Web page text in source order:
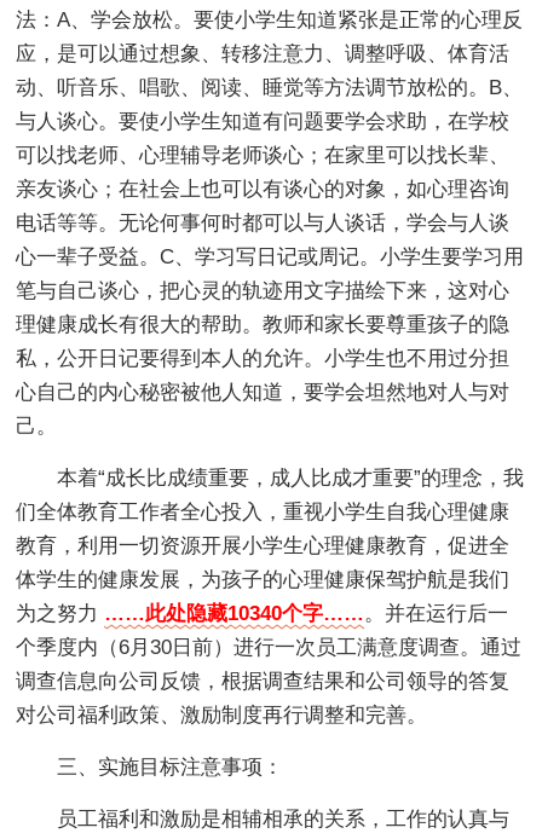
法：A、学会放松。要使小学生知道紧张是正常的心理反
应，是可以通过想象、转移注意力、调整呼吸、体育活
动、听音乐、唱歌、阅读、睡觉等方法调节放松的。B、
与人谈心。要使小学生知道有问题要学会求助，在学校
可以找老师、心理辅导老师谈心；在家里可以找长辈、
亲友谈心；在社会上也可以有谈心的对象，如心理咨询
电话等等。无论何事何时都可以与人谈话，学会与人谈
心一辈子受益。C、学习写日记或周记。小学生要学习用
笔与自己谈心，把心灵的轨迹用文字描绘下来，这对心
理健康成长有很大的帮助。教师和家长要尊重孩子的隐
私，公开日记要得到本人的允许。小学生也不用过分担
心自己的内心秘密被他人知道，要学会坦然地对人与对
己。
本着“成长比成绩重要，成人比成才重要”的理念，我
们全体教育工作者全心投入，重视小学生自我心理健康
教育，利用一切资源开展小学生心理健康教育，促进全
体学生的健康发展，为孩子的心理健康保驾护航是我们
为之努力 ……此处隐藏10340个字…… 。并在运行后一
个季度内（6月30日前）进行一次员工满意度调查。通过
调查信息向公司反馈，根据调查结果和公司领导的答复
对公司福利政策、激励制度再行调整和完善。
三、实施目标注意事项：
员工福利和激励是相辅相承的关系，工作的认真与